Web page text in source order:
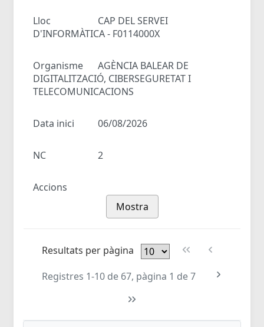
Lloc
CAP DEL SERVEI
D'INFORMÀTICA - F0114000X
Organisme
AGÈNCIA BALEAR DE
DIGITALITZACIÓ, CIBERSEGURETAT I
TELECOMUNICACIONS
Data inici 06/08/2026
NC 2
Accions
Mostra
Resultats per pàgina
Registres 1-10 de 67, pàgina 1 de 7